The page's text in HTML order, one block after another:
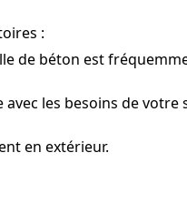
:
de béton est
les besoins de votre
en extérieur.